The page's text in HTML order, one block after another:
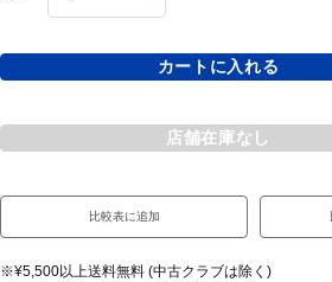
カートに入れる
店舗在庫なし
比較表に追加
※¥5,500以上送料無料 (中古クラブは除く)